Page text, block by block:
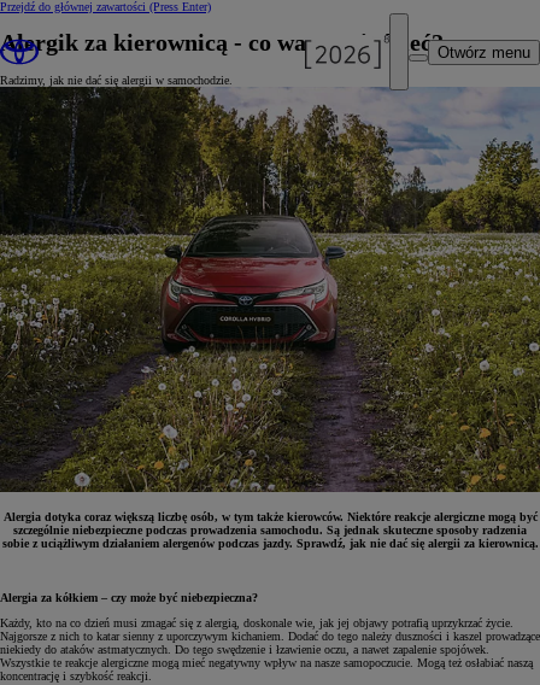
Przejdź do głównej zawartości (Press Enter)
Otwórz menu
Alergik za kierownicą - co warto wiedzieć?
Radzimy, jak nie dać się alergii w samochodzie.
Alergia dotyka coraz większą liczbę osób, w tym także kierowców. Niektóre reakcje alergiczne mogą być
szczególnie niebezpieczne podczas prowadzenia samochodu. Są jednak skuteczne sposoby radzenia
sobie z uciążliwym działaniem alergenów podczas jazdy. Sprawdź, jak nie dać się alergii za kierownicą.
Alergia za kółkiem – czy może być niebezpieczna?
Każdy, kto na co dzień musi zmagać się z alergią, doskonale wie, jak jej objawy potrafią uprzykrzać życie.
Najgorsze z nich to katar sienny z uporczywym kichaniem. Dodać do tego należy duszności i kaszel prowadzące
niekiedy do ataków astmatycznych. Do tego swędzenie i łzawienie oczu, a nawet zapalenie spojówek.
Wszystkie te reakcje alergiczne mogą mieć negatywny wpływ na nasze samopoczucie. Mogą też osłabiać naszą
koncentrację i szybkość reakcji.